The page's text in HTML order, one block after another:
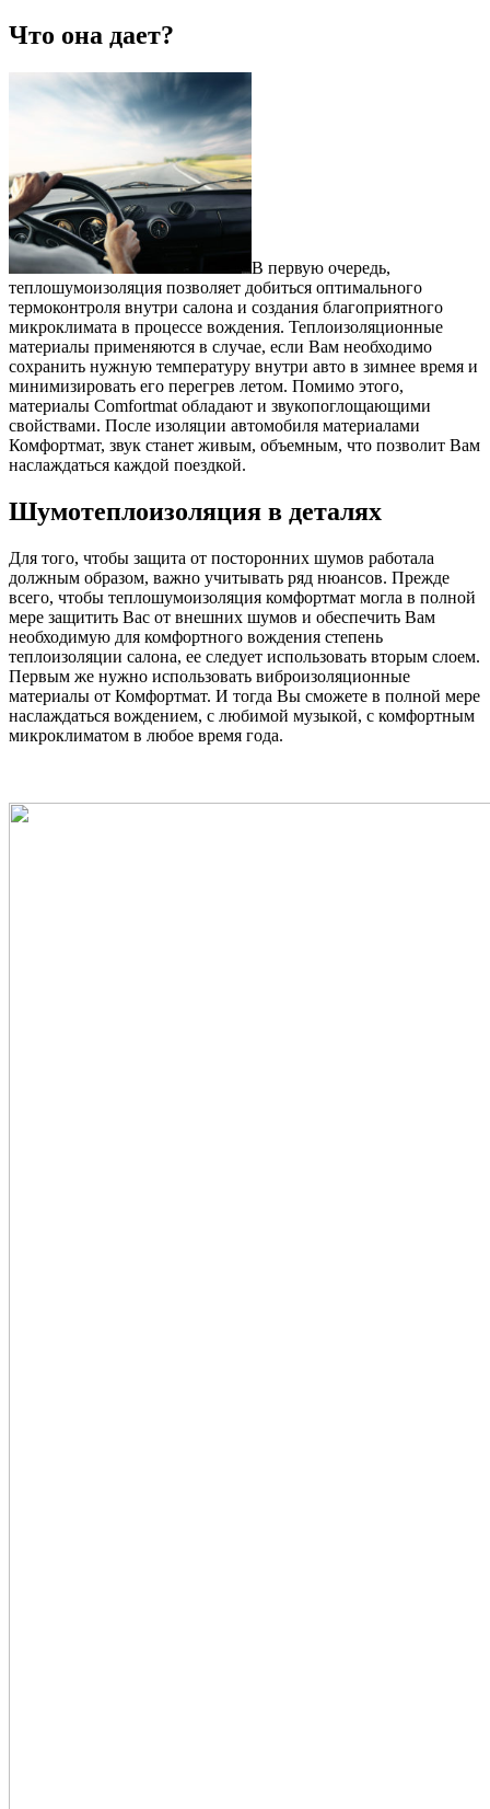
Что она дает?
В первую очередь,
теплошумоизоляция позволяет добиться оптимального
термоконтроля внутри салона и создания благоприятного
микроклимата в процессе вождения. Теплоизоляционные
материалы применяются в случае, если Вам необходимо
сохранить нужную температуру внутри авто в зимнее время и
минимизировать его перегрев летом. Помимо этого,
материалы Comfortmat обладают и звукопоглощающими
свойствами. После изоляции автомобиля материалами
Комфортмат, звук станет живым, объемным, что позволит Вам
наслаждаться каждой поездкой.
Шумотеплоизоляция в деталях
Для того, чтобы защита от посторонних шумов работала
должным образом, важно учитывать ряд нюансов. Прежде
всего, чтобы теплошумоизоляция комфортмат могла в полной
мере защитить Вас от внешних шумов и обеспечить Вам
необходимую для комфортного вождения степень
теплоизоляции салона, ее следует использовать вторым слоем.
Первым же нужно использовать виброизоляционные
материалы от Комфортмат. И тогда Вы сможете в полной мере
наслаждаться вождением, с любимой музыкой, с комфортным
микроклиматом в любое время года.